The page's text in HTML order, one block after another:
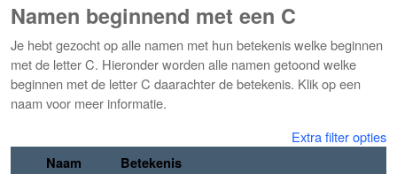
Namen beginnend met een C
Je hebt gezocht op alle namen met hun betekenis welke beginnen
met de letter C. Hieronder worden alle namen getoond welke
beginnen met de letter C daarachter de betekenis. Klik op een
naam voor meer informatie.
Extra filter opties
Naam
Betekenis